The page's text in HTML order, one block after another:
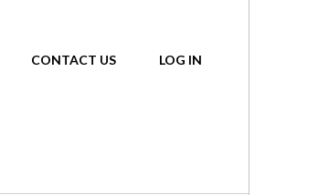
CONTACT US LOG IN